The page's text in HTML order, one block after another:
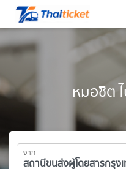
หมอชิต
จาก